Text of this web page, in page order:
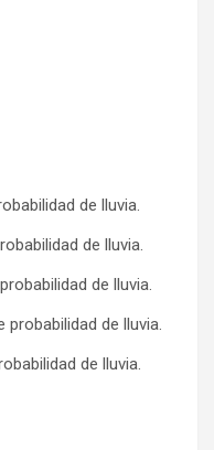
de lluvia.
de lluvia.
de lluvia.
probabilidad de lluvia.
de lluvia.